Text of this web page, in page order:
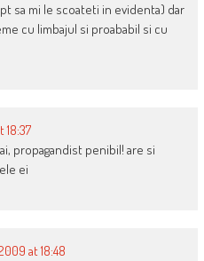
sa mi le scoateti in evidenta) dar
cu limbajul si proababil si cu
18:37
propagandist penibil! are si
ei
at 18:48